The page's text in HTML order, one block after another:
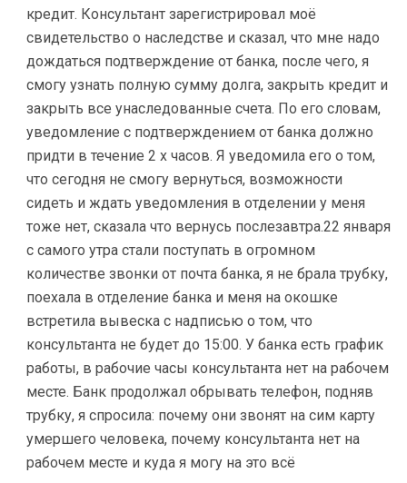
кредит. Консультант зарегистрировал моё
свидетельство о наследстве и сказал, что мне надо
дождаться подтверждение от банка, после чего, я
смогу узнать полную сумму долга, закрыть кредит и
закрыть все унаследованные счета. По его словам,
уведомление с подтверждением от банка должно
придти в течение 2 х часов. Я уведомила его о том,
что сегодня не смогу вернуться, возможности
сидеть и ждать уведомления в отделении у меня
тоже нет, сказала что вернусь послезавтра.22 января
с самого утра стали поступать в огромном
количестве звонки от почта банка, я не брала трубку,
поехала в отделение банка и меня на окошке
встретила вывеска с надписью о том, что
консультанта не будет до 15:00. У банка есть график
работы, в рабочие часы консультанта нет на рабочем
месте. Банк продолжал обрывать телефон, подняв
трубку, я спросила: почему они звонят на сим карту
умершего человека, почему консультанта нет на
рабочем месте и куда я могу на это всё